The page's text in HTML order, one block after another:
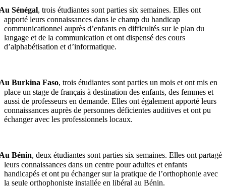
Sénégal, trois étudiantes sont parties six semaines. Elles ont
apporté leurs connaissances dans le champ du handicap
communicationnel auprès d’enfants en difficultés sur le plan du
langage et de la communication et ont dispensé des cours
d’alphabétisation et d’informatique.
Burkina Faso, trois étudiantes sont parties un mois et ont mis en
place un stage de français à destination des enfants, des femmes et
aussi de professeurs en demande. Elles ont également apporté leurs
connaissances auprès de personnes déficientes auditives et ont pu
échanger avec les professionnels locaux.
Bénin, deux étudiantes sont parties six semaines. Elles ont partagé
leurs connaissances dans un centre pour adultes et enfants
handicapés et ont pu échanger sur la pratique de l’orthophonie avec
la seule orthophoniste installée en libéral au Bénin.